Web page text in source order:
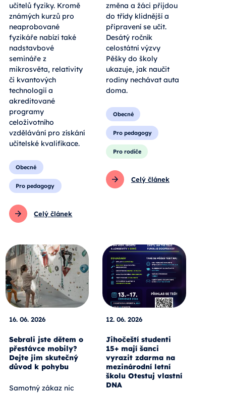
učitelů fyziky. Kromě
známých kurzů pro
neaprobované
fyzikáře nabízí také
nadstavbové
semináře z
mikrosvěta, relativity
či kvantových
technologií a
akreditované
programy
celoživotního
vzdělávání pro získání
učitelské kvalifikace.
Obecné
Pro pedagogy
Celý článek
změna a žáci přijdou
do třídy klidnější a
připravení se učit.
Desátý ročník
celostátní výzvy
Pěšky do školy
ukazuje, jak naučit
rodiny nechávat auta
doma.
Obecné
Pro pedagogy
Pro rodiče
Celý článek
16. 06. 2026
Sebrali jste dětem o
přestávce mobily?
Dejte jim skutečný
důvod k pohybu
Samotný zákaz nic
12. 06. 2026
Jihočeští studenti
15+ mají šanci
vyrazit zdarma na
mezinárodní letní
školu Otestuj vlastní
DNA